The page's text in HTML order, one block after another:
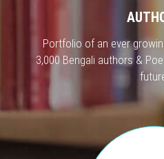
Portfolio of an ever
3,000 Bengali authors &